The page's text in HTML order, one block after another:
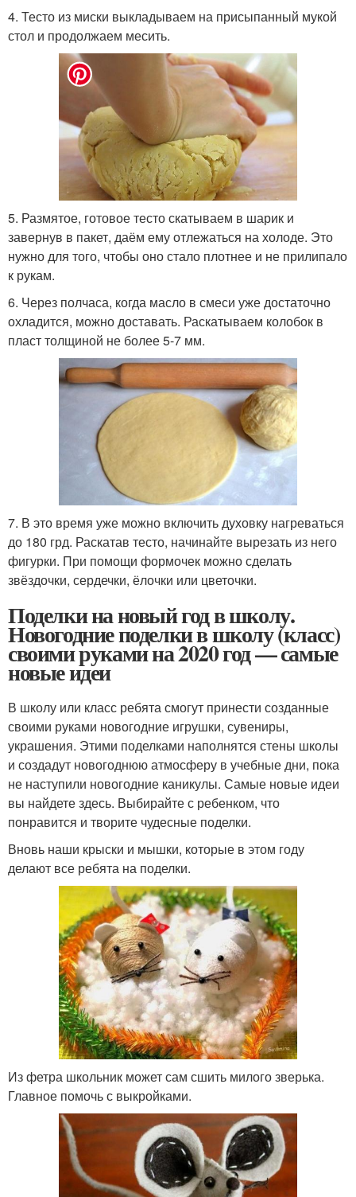
4. Тесто из миски выкладываем на присыпанный мукой
стол и продолжаем месить.
5. Размятое, готовое тесто скатываем в шарик и
завернув в пакет, даём ему отлежаться на холоде. Это
нужно для того, чтобы оно стало плотнее и не прилипало
к рукам.
6. Через полчаса, когда масло в смеси уже достаточно
охладится, можно доставать. Раскатываем колобок в
пласт толщиной не более 5-7 мм.
7. В это время уже можно включить духовку нагреваться
до 180 грд. Раскатав тесто, начинайте вырезать из него
фигурки. При помощи формочек можно сделать
звёздочки, сердечки, ёлочки или цветочки.
Поделки на новый год в школу.
Новогодние поделки в школу (класс)
своими руками на 2020 год — самые
новые идеи
В школу или класс ребята смогут принести созданные
своими руками новогодние игрушки, сувениры,
украшения. Этими поделками наполнятся стены школы
и создадут новогоднюю атмосферу в учебные дни, пока
не наступили новогодние каникулы. Самые новые идеи
вы найдете здесь. Выбирайте с ребенком, что
понравится и творите чудесные поделки.
Вновь наши крыски и мышки, которые в этом году
делают все ребята на поделки.
Из фетра школьник может сам сшить милого зверька.
Главное помочь с выкройками.